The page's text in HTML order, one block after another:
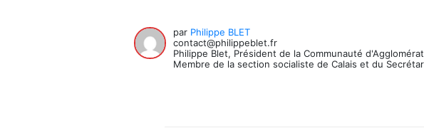
par Philippe BLET
contact@philippeblet.fr
Philippe Blet, Président de la Communauté
Membre de la section socialiste de Calais et du